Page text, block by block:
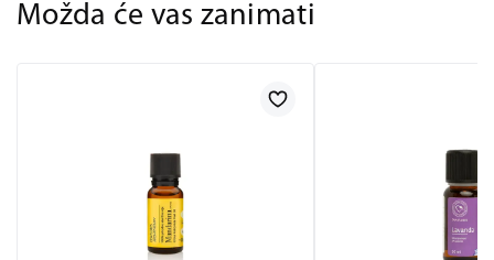
Možda će vas zanimati